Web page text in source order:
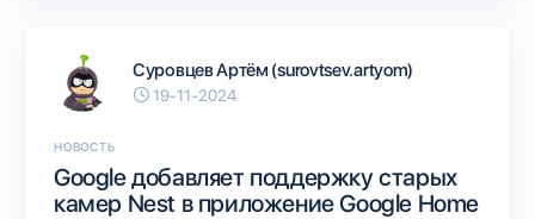
Суровцев Артём (surovtsev.artyom)
19-11-2024
НОВОСТЬ
Google добавляет поддержку старых
камер Nest в приложение Google Home